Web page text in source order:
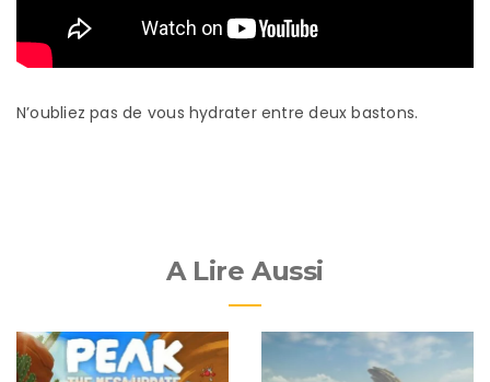
N’oubliez pas de vous hydrater entre deux bastons.
A Lire Aussi